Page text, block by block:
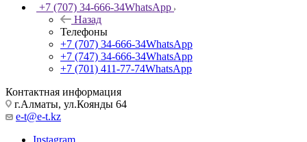
+7 (707) 34-666-34WhatsApp
Назад
Телефоны
+7 (707) 34-666-34WhatsApp
+7 (747) 34-666-34WhatsApp
+7 (701) 411-77-74WhatsApp
Контактная информация
г.Алматы, ул.Коянды 64
e-t@e-t.kz
Instagram